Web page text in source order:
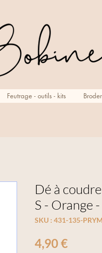
Feutrage - outils - kits
Dé à
S - Orange
SKU : 431-135-
4,90 €Prix